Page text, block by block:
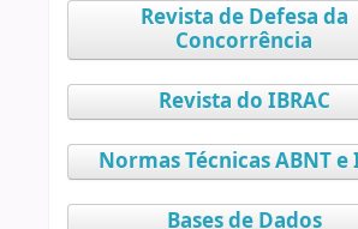
Revista de Defesa da
Concorrência
Revista do IBRAC
Normas Técnicas ABNT e
Bases de Dados